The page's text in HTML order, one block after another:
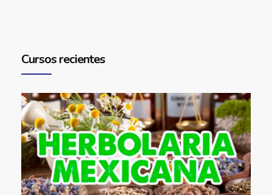
Cursos recientes